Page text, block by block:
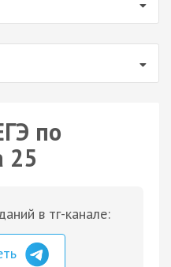
по
25
в тг-канале: